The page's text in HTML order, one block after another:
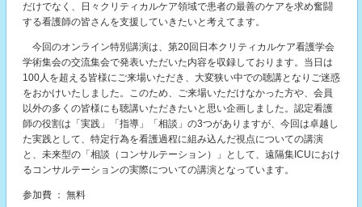
だけでなく、日々クリティカルケア領域で患者の最善のケアを求め奮闘
する看護師の皆さんを支援していきたいと考えてます。
今回のオンライン特別講演は、第20回日本クリティカルケア看護学会
学術集会の交流集会で発表いただいた内容を収録しております。当日は
100人を超える皆様にご来場いただき、大変狭い中での聴講となりご迷惑
をおかけいたしました。このため、ご来場いただけなかった方や、会員
以外の多くの皆様にも聴講いただきたいと思い企画しました。認定看護
師の役割は「実践」「指導」「相談」の3つがありますが、今回は卓越し
た実践として、特定行為を看護過程に組み込んだ視点についての講演
と、未来型の「相談（コンサルテーション）」として、遠隔集ICUにおけ
るコンサルテーションの実際についての講演となっています。
参加費 ： 無料